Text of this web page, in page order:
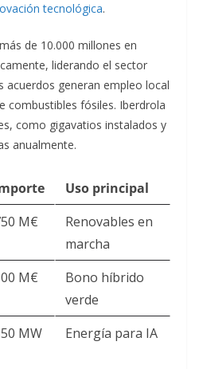
tecnológica.​
de 10.000 millones en
liderando el sector
acuerdos generan empleo local
combustibles fósiles. Iberdrola
como gigavatios instalados y
anualmente.​
Uso principal
M€
Renovables en
marcha
M€
Bono híbrido
verde
MW
Energía para IA